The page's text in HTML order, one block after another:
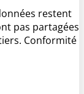
restent
pas partagées
Conformité